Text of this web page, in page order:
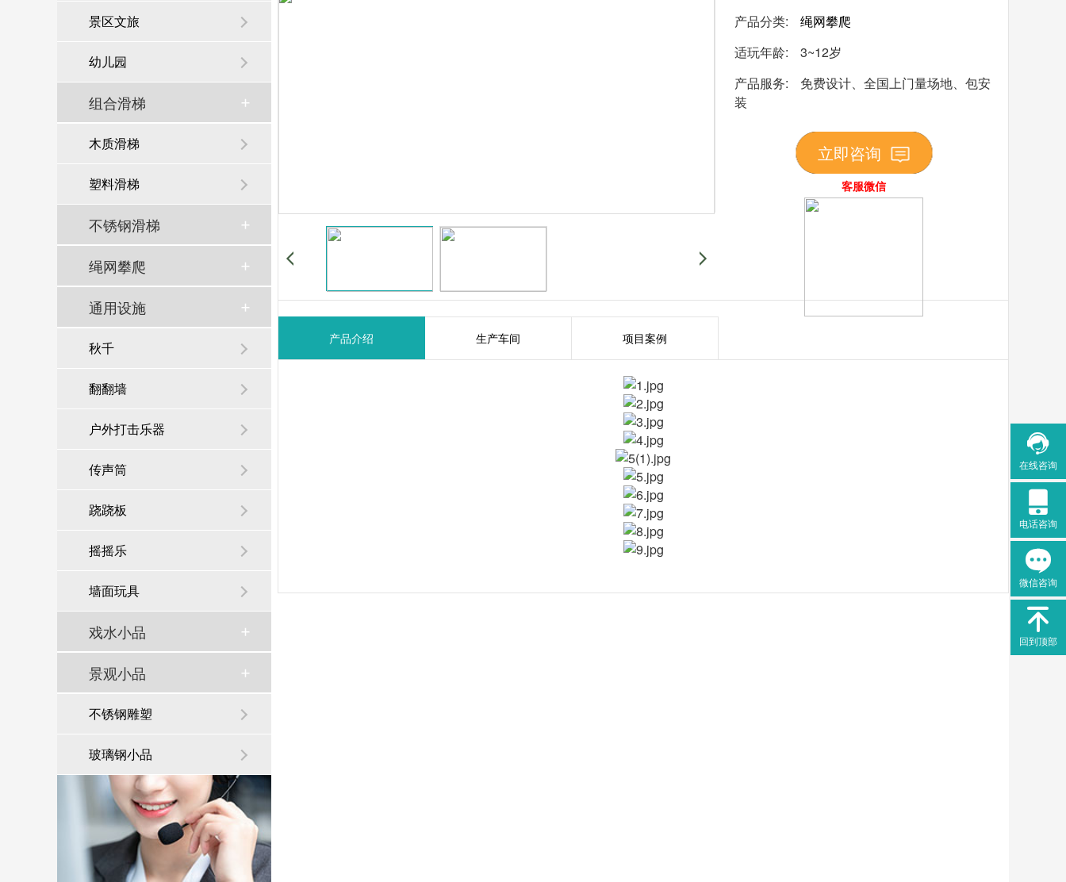

在线咨询

电话咨询

微信咨询

回到顶部
景区文旅
幼儿园
组合滑梯
木质滑梯
塑料滑梯
不锈钢滑梯
绳网攀爬
通用设施
秋千
翻翻墙
户外打击乐器
传声筒
跷跷板
摇摇乐
墙面玩具
戏水小品
景观小品
不锈钢雕塑
玻璃钢小品
产品分类:
绳网攀爬
适玩年龄:
3~12岁
产品服务:
免费设计、全国上门量场地、包安
装
立即咨询
客服微信
产品介绍 生产车间 项目案例